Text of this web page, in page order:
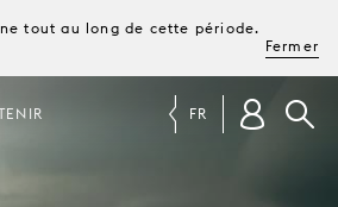
tout au long de cette période.
Fermer
FR